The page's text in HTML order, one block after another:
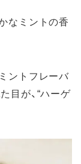
なミントの香
ントフレーバ
目が、“ハーゲ